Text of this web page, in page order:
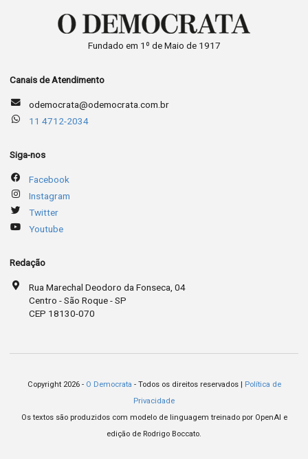
Fundado em 1º de Maio de 1917
Canais de Atendimento
odemocrata@odemocrata.com.br
11 4712-2034
Siga-nos
Facebook
Instagram
Twitter
Youtube
Redação
Rua Marechal Deodoro da Fonseca, 04
Centro - São Roque - SP
CEP 18130-070
Copyright 2026 - O Democrata - Todos os direitos reservados |
Política de
Privacidade
Os textos são produzidos com modelo de linguagem treinado por OpenAI e
edição de Rodrigo Boccato.